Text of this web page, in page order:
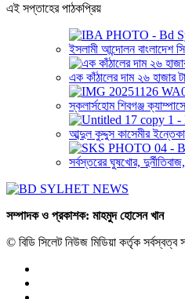
এই সপ্তাহের পাঠকপ্রিয়
ইসলামী আন্দোলন বাংলাদেশ
এক কাঁঠালের দাম ২৬ হাজার
স্কলার্সহোম শিবগঞ্জ
আব্দুল কুদ্দুস কাসেমীর
সর্বস্তরের ঘুষখোর,
সম্পাদক ও প্রকাশক: মাহমুদ হোসেন খান
© বিডি সিলেট নিউজ মিডিয়া কর্তৃক